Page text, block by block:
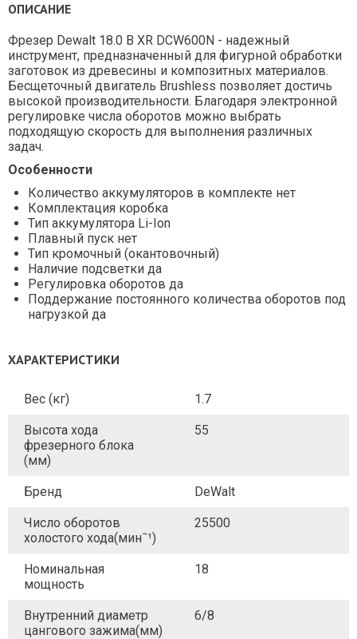
ОПИСАНИЕ
Фрезер Dewalt 18.0 В XR DCW600N - надежный
инструмент, предназначенный для фигурной обработки
заготовок из древесины и композитных материалов.
Бесщеточный двигатель Brushless позволяет достичь
высокой производительности. Благодаря электронной
регулировке числа оборотов можно выбрать
подходящую скорость для выполнения различных
задач.
Особенности
Количество аккумуляторов в комплекте нет
Комплектация коробка
Тип аккумулятора Li-Ion
Плавный пуск нет
Тип кромочный (окантовочный)
Наличие подсветки да
Регулировка оборотов да
Поддержание постоянного количества оборотов под
нагрузкой да
ХАРАКТЕРИСТИКИ
Вес (кг) 1.7
Высота хода
фрезерного блока
(мм)
55
Бренд DeWalt
Число оборотов
холостого хода(минˉ¹)
25500
Номинальная
мощность
18
Внутренний диаметр
цангового зажима(мм)
6/8